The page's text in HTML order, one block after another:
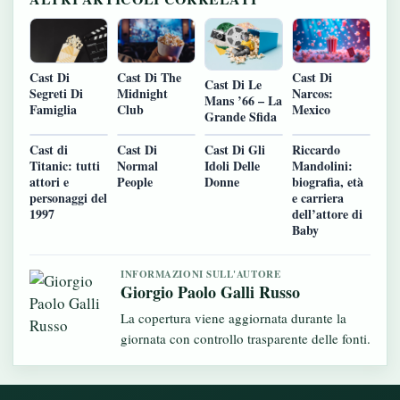
Cast Di
Segreti Di
Famiglia
Cast Di The
Midnight
Club
Cast Di Le
Mans ’66 – La
Grande Sfida
Cast Di
Narcos:
Mexico
Cast di
Titanic: tutti
attori e
personaggi del
1997
Cast Di
Normal
People
Cast Di Gli
Idoli Delle
Donne
Riccardo
Mandolini:
biografia, età
e carriera
dell’attore di
Baby
INFORMAZIONI SULL'AUTORE
Giorgio Paolo Galli Russo
La copertura viene aggiornata durante la
giornata con controllo trasparente delle fonti.